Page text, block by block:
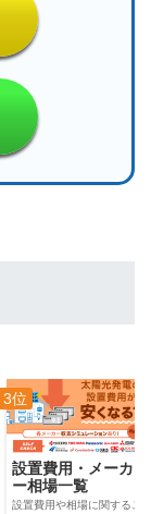
3位
設置費用・メーカ
ー相場一覧
設置費用や相場に関するこ